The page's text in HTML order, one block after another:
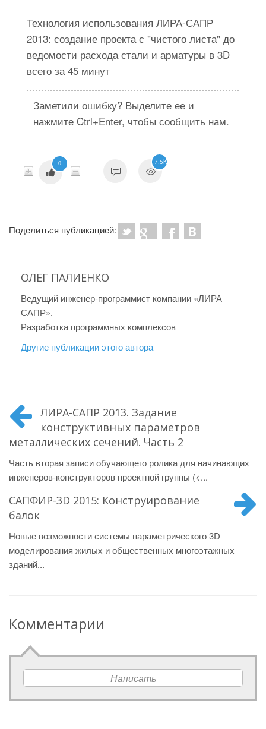
Технология использования ЛИРА-САПР
2013: создание проекта с "чистого листа" до
ведомости расхода стали и арматуры в 3D
всего за 45 минут
Заметили ошибку? Выделите ее и
нажмите Ctrl+Enter, чтобы сообщить нам.
0 7.5K
Поделиться публикацией:
ОЛЕГ ПАЛИЕНКО
Ведущий инженер-программист компании «ЛИРА
САПР».
Разработка программных комплексов
Другие публикации этого автора
ЛИРА-САПР 2013. Задание
конструктивных параметров
металлических сечений. Часть 2
Часть вторая записи обучающего ролика для начинающих
инженеров-конструкторов проектной группы (<...
САПФИР-3D 2015: Конструирование
балок
Новые возможности системы параметрического 3D
моделирования жилых и общественных многоэтажных
зданий...
Комментарии
Написать